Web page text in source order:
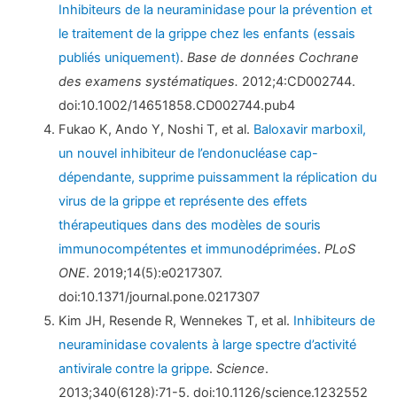
Inhibiteurs de la neuraminidase pour la prévention et
le traitement de la grippe chez les enfants (essais
publiés uniquement).Base de données Cochrane
des examens systématiques. 2012;4:CD002744.
doi:10.1002/14651858.CD002744.pub4
Fukao K, Ando Y, Noshi T, et al. Baloxavir marboxil,
un nouvel inhibiteur de l’endonucléase cap-
dépendante, supprime puissamment la réplication du
virus de la grippe et représente des effets
thérapeutiques dans des modèles de souris
immunocompétentes et immunodéprimées.PLoS
ONE. 2019;14(5):e0217307.
doi:10.1371/journal.pone.0217307
Kim JH, Resende R, Wennekes T, et al. Inhibiteurs de
neuraminidase covalents à large spectre d’activité
antivirale contre la grippe.Science.
2013;340(6128):71-5. doi:10.1126/science.1232552